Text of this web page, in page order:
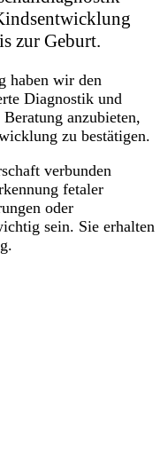
zur Geburt.
haben wir den
Diagnostik und
anzubieten,
zu bestätigen.
verbunden
fetaler
oder
sein. Sie erhalten